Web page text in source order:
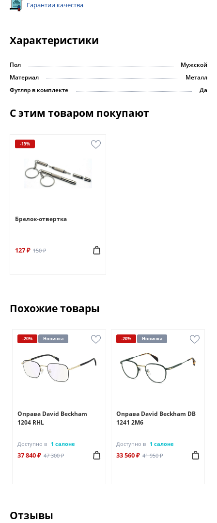
Гарантии качества
Характеристики
Пол
Мужской
Материал
Металл
Футляр в комплекте
Да
С этим товаром покупают
-15%
Брелок-отвертка
127 ₽ 150 ₽
Похожие товары
-20% Новинка
Оправа David Beckham
1204 RHL
Доступно в 1 салоне
37 840 ₽ 47 300 ₽
-20% Новинка
Оправа David Beckham DB
1241 2M6
Доступно в 1 салоне
33 560 ₽ 41 950 ₽
Отзывы